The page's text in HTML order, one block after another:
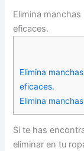
Elimina
eficaces.
Elimina
eficaces.
Elimina
Si te has
eliminar en tu